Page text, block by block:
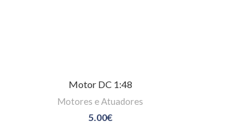
Motor DC 1:48
Motores e Atuadores
5.00€